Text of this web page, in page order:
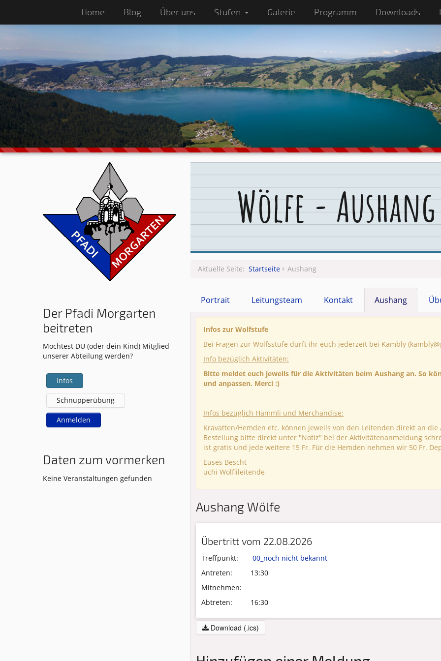
Home Blog Über uns Stufen Galerie Programm Downloads
Der Pfadi Morgarten
beitreten
Möchtest DU (oder dein Kind) Mitglied
unserer Abteilung werden?
Infos
Schnupperübung
Anmelden
Daten zum vormerken
Keine Veranstaltungen gefunden
Wölfe - Aushang
Aktuelle Seite: Startseite Aushang
Portrait Leitungsteam Kontakt Aushang
Infos zur Wolfstufe
Bei Fragen zur Wolfsstufe dürft ihr euch jederzeit bei Kambly
Info bezüglich Aktivitäten:
Bitte meldet euch jeweils für die Aktivitäten beim Aushang an. So
und anpassen. Merci :)
Infos bezüglich Hämmli und Merchandise:
Kravatten/Hemden etc. können jeweils von den Leitenden direkt an
Bestellung bitte direkt unter "Notiz" bei der Aktivitätenanmeldung
ist gratis und jede weitere 15 Fr. Für die Hemden nehmen wir 50 Fr.
Euses Bescht
üchi Wölflileitende
Aushang Wölfe
Übertritt vom 22.08.2026
Treffpunkt:
00_noch nicht bekannt
Antreten:
13:30
Mitnehmen:
Abtreten:
16:30
Download (.ics)